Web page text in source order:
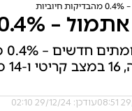
עודכן: 29/12/24 02:10